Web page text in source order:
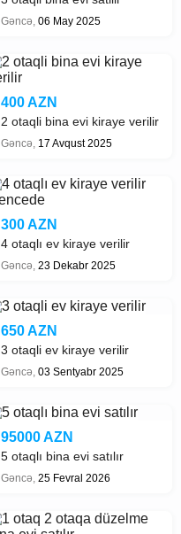
Gəncə, 06 May 2025
400 AZN
2 otaqli bina evi kiraye verilir
Gəncə, 17 Avqust 2025
300 AZN
4 otaqlı ev kiraye verilir
Gencede
Gəncə, 23 Dekabr 2025
650 AZN
3 otaqli ev kiraye verilir
Gəncə, 03 Sentyabr 2025
95000 AZN
5 otaqlı bina evi satılır
Gəncə, 25 Fevral 2026